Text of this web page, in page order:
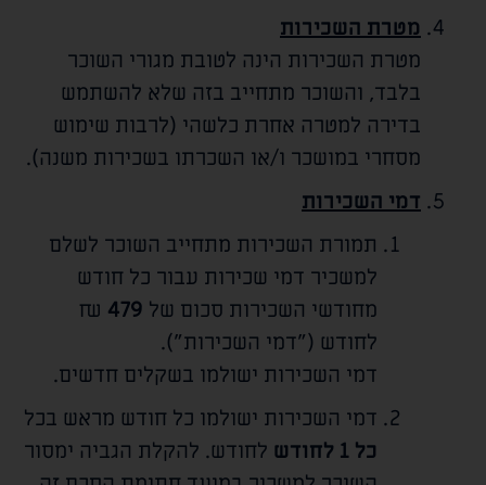
מטרת השכירות
מטרת השכירות הינה לטובת מגורי השוכר
בלבד, והשוכר מתחייב בזה שלא להשתמש
בדירה למטרה אחרת כלשהי (לרבות שימוש
מסחרי במושכר ו/או השכרתו בשכירות משנה).
דמי השכירות
תמורת השכירות מתחייב השוכר לשלם
למשכיר דמי שכירות עבור כל חודש
מחודשי השכירות סכום של 479
₪
לחודש ("דמי השכירות").
דמי השכירות ישולמו בשקלים חדשים.
דמי השכירות ישולמו כל חודש מראש בכל
כל 1 לחודש
לחודש. להקלת הגביה ימסור